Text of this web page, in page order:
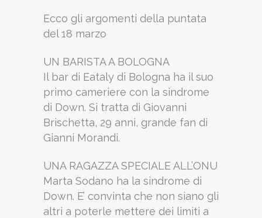
Ecco gli argomenti della puntata
del 18 marzo
UN BARISTA A BOLOGNA
Il bar di Eataly di Bologna ha il suo
primo cameriere con la sindrome
di Down. Si tratta di Giovanni
Brischetta, 29 anni, grande fan di
Gianni Morandi.
UNA RAGAZZA SPECIALE ALL’ONU
Marta Sodano ha la sindrome di
Down. E’ convinta che non siano gli
altri a poterle mettere dei limiti a